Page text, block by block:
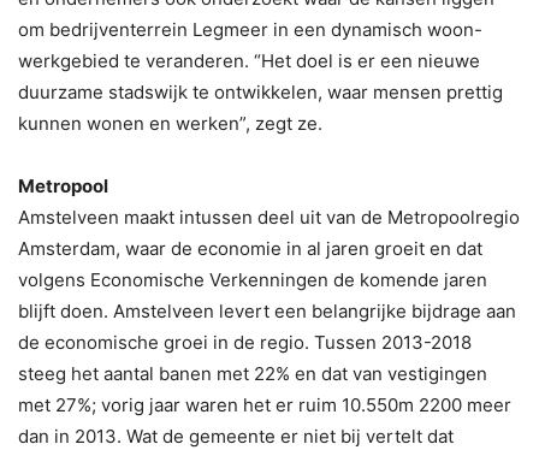
om bedrijventerrein Legmeer in een dynamisch woon-
werkgebied te veranderen. “Het doel is er een nieuwe
duurzame stadswijk te ontwikkelen, waar mensen prettig
kunnen wonen en werken”, zegt ze.
Metropool
Amstelveen maakt intussen deel uit van de Metropoolregio
Amsterdam, waar de economie in al jaren groeit en dat
volgens Economische Verkenningen de komende jaren
blijft doen. Amstelveen levert een belangrijke bijdrage aan
de economische groei in de regio. Tussen 2013-2018
steeg het aantal banen met 22% en dat van vestigingen
met 27%; vorig jaar waren het er ruim 10.550m 2200 meer
dan in 2013. Wat de gemeente er niet bij vertelt dat